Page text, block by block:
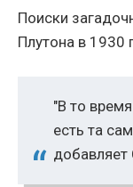
Поиски
Плутона в 1930
"В то
есть та